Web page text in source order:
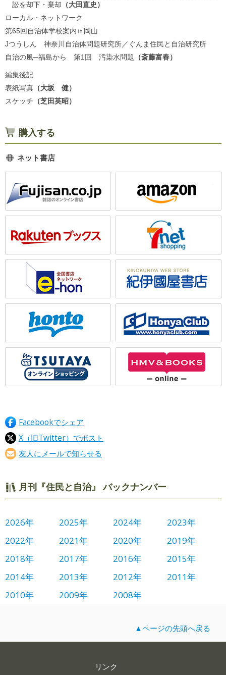
訟を却下・棄却大田直史
ローカル・ネットワーク
第65回自治体学校案内㏌岡山
Jつうしん 神奈川自治体問題研究所／ぐんま住民と自治研究所
自治の風─福島から 第1回 汚染水問題斎藤富春
編集後記
表紙写真大坂 健
スケッチ芝田英昭
購入する
ネット書店
Facebookでシェア
X（旧Twitter）でポスト
友人にメールで知らせる
月刊『住民と自治』 バックナンバー
2026年 2025年 2024年
2023年
2022年
2021年 2020年
2019年
2018年
2017年 2016年
2015年
2014年
2013年 2012年
2011年
2010年
2009年 2008年
▲ページの先頭へ戻る
リンク